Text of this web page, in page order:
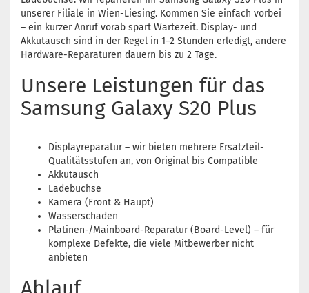
unserer Filiale in Wien-Liesing. Kommen Sie einfach vorbei
– ein kurzer Anruf vorab spart Wartezeit. Display- und
Akkutausch sind in der Regel in 1–2 Stunden erledigt, andere
Hardware-Reparaturen dauern bis zu 2 Tage.
Unsere Leistungen für das
Samsung Galaxy S20 Plus
Displayreparatur – wir bieten mehrere Ersatzteil-
Qualitätsstufen an, von Original bis Compatible
Akkutausch
Ladebuchse
Kamera (Front & Haupt)
Wasserschaden
Platinen-/Mainboard-Reparatur (Board-Level) – für
komplexe Defekte, die viele Mitbewerber nicht
anbieten